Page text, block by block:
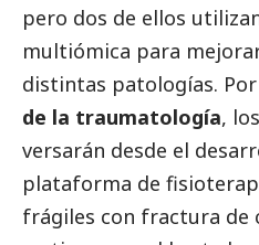
pero dos de ellos
multiómica para
distintas patologías.
de la traumatología,
versarán desde el
plataforma de
frágiles con fractura de